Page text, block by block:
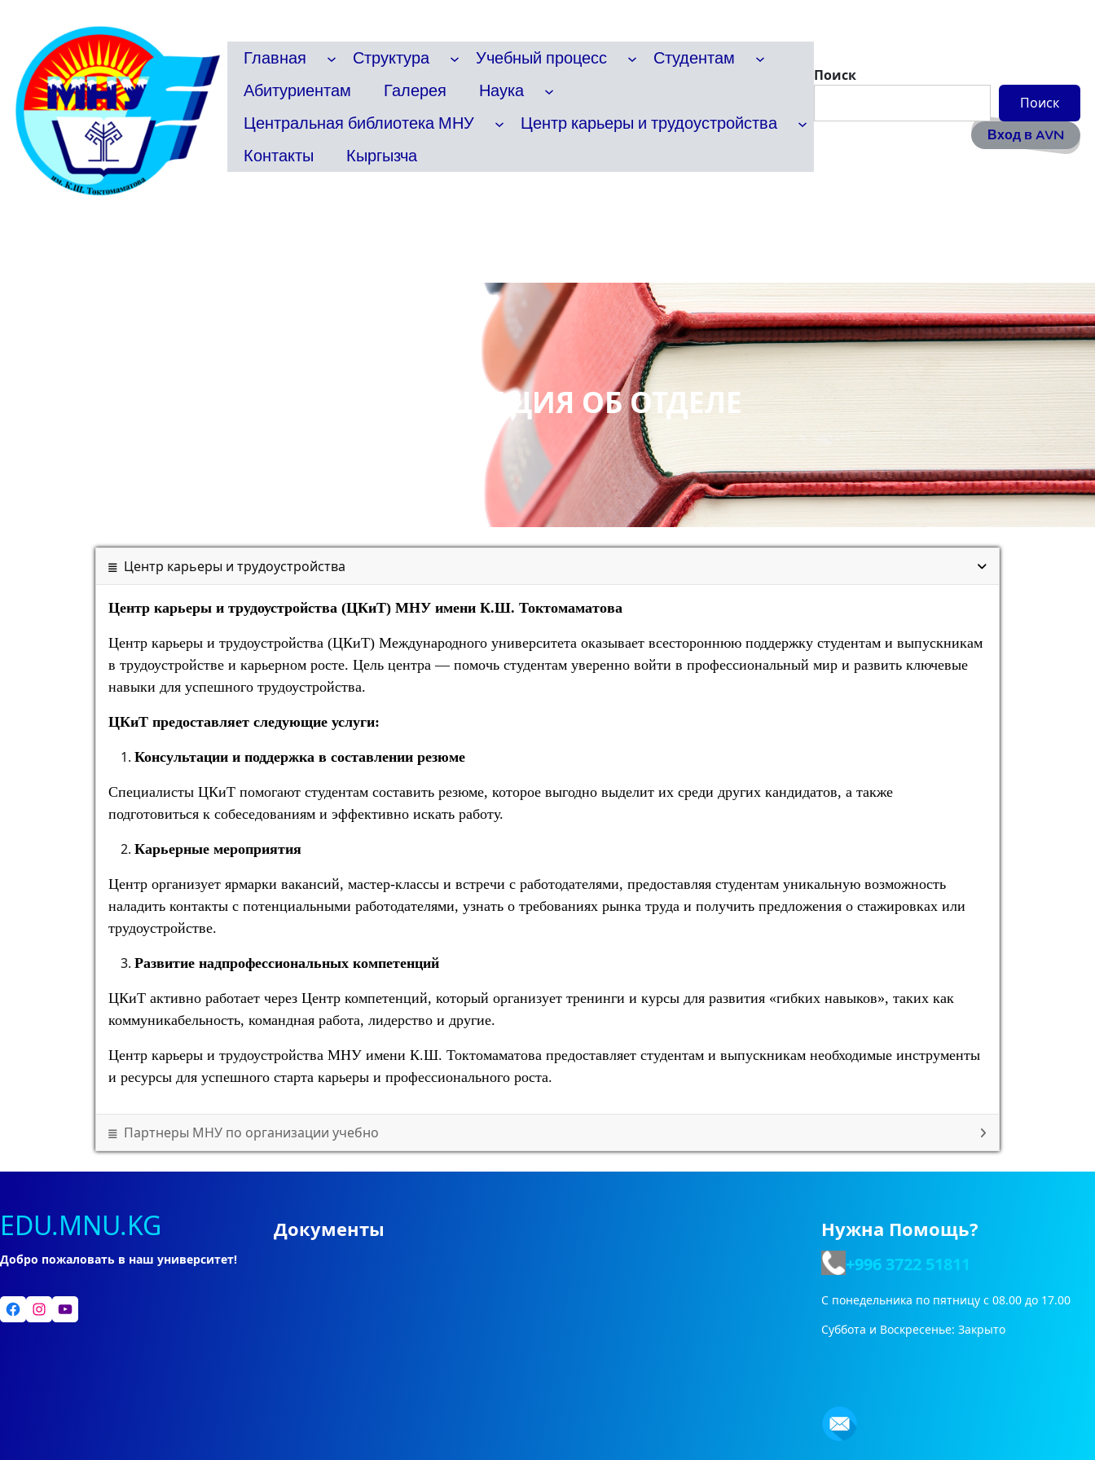
содержимому
Главная Структура Учебный процесс
Студентам
Абитуриентам
Галерея
Наука
Центральная библиотека МНУ
Центр карьеры и трудоустройства
Контакты
Кыргызча
Поиск
Поиск
Вход в AVN
ИНФОРМАЦИЯ ОБ ОТДЕЛЕ
Центр карьеры и трудоустройства
Центр карьеры и трудоустройства (ЦКиТ) МНУ имени К.Ш. Токтомаматова
Центр карьеры и трудоустройства (ЦКиТ) Международного университета оказывает всестороннюю поддержку студентам и выпускникам
в трудоустройстве и карьерном росте. Цель центра — помочь студентам уверенно войти в профессиональный мир и развить ключевые
навыки для успешного трудоустройства.
ЦКиТ предоставляет следующие услуги:
Консультации и поддержка в составлении резюме
Специалисты ЦКиТ помогают студентам составить резюме, которое выгодно выделит их среди других кандидатов, а также
подготовиться к собеседованиям и эффективно искать работу.
Карьерные мероприятия
Центр организует ярмарки вакансий, мастер-классы и встречи с работодателями, предоставляя студентам уникальную возможность
наладить контакты с потенциальными работодателями, узнать о требованиях рынка труда и получить предложения о стажировках или
трудоустройстве.
Развитие надпрофессиональных компетенций
ЦКиТ активно работает через Центр компетенций, который организует тренинги и курсы для развития «гибких навыков», таких как
коммуникабельность, командная работа, лидерство и другие.
Центр карьеры и трудоустройства МНУ имени К.Ш. Токтомаматова предоставляет студентам и выпускникам необходимые инструменты
и ресурсы для успешного старта карьеры и профессионального роста.
Партнеры МНУ по организации учебно
EDU.MNU.KG
Добро пожаловать в наш университет!
Facebook Instagram YouTube
Документы Нужна Помощь?
+996 3722 51811
С понедельника по пятницу с 08.00 до 17.00
Суббота и Воскресенье: Закрыто